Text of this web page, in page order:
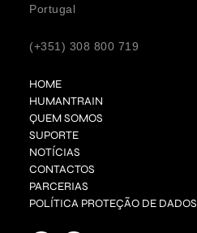
Portugal
(+351) 308 800 719
HOME
HUMANTRAIN
QUEM SOMOS
SUPORTE
NOTÍCIAS
CONTACTOS
PARCERIAS
POLÍTICA PROTEÇÃO DE DADOS